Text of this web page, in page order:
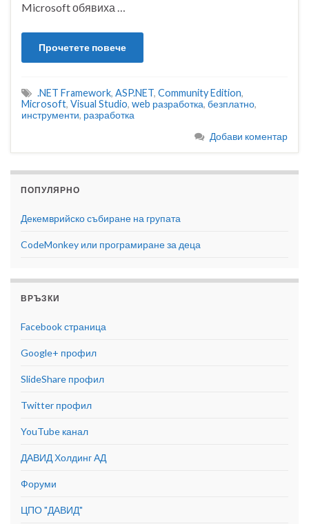
Microsoft обявиха …
Прочетете повече
.NET Framework, ASP.NET, Community Edition,
Microsoft, Visual Studio, web разработка, безплатно,
инструменти, разработка
Добави коментар
ПОПУЛЯРНО
Декемврийско събиране на групата
CodeMonkey или програмиране за деца
ВРЪЗКИ
Facebook страница
Google+ профил
SlideShare профил
Twitter профил
YouTube канал
ДАВИД Холдинг АД
Форуми
ЦПО "ДАВИД"